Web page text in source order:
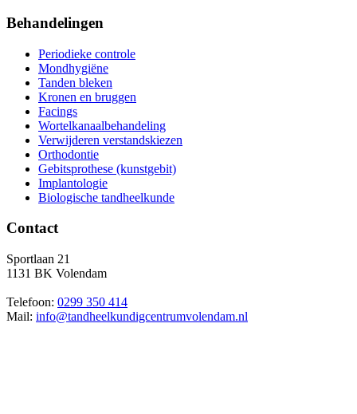
Behandelingen
Periodieke controle
Mondhygiëne
Tanden bleken
Kronen en bruggen
Facings
Wortelkanaalbehandeling
Verwijderen verstandskiezen
Orthodontie
Gebitsprothese (kunstgebit)
Implantologie
Biologische tandheelkunde
Contact
Sportlaan 21
1131 BK Volendam
Telefoon: 0299 350 414
Mail: info@tandheelkundigcentrumvolendam.nl